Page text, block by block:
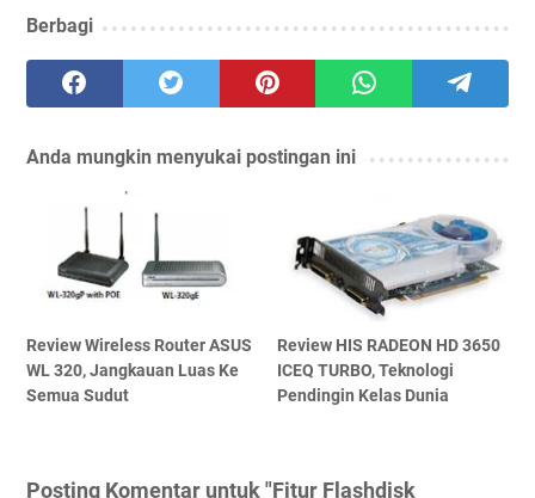
Berbagi
Anda mungkin menyukai postingan ini
Review Wireless Router ASUS
WL 320, Jangkauan Luas Ke
Semua Sudut
Review HIS RADEON HD 3650
ICEQ TURBO, Teknologi
Pendingin Kelas Dunia
Posting Komentar untuk "Fitur Flashdisk